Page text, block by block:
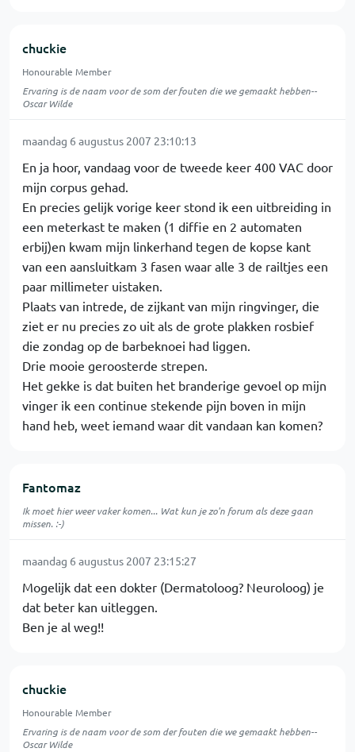
chuckie
Honourable Member
Ervaring is de naam voor de som der fouten die we gemaakt hebben--
Oscar Wilde
maandag 6 augustus 2007 23:10:13
En ja hoor, vandaag voor de tweede keer 400 VAC door
mijn corpus gehad.
En precies gelijk vorige keer stond ik een uitbreiding in
een meterkast te maken (1 diffie en 2 automaten
erbij)en kwam mijn linkerhand tegen de kopse kant
van een aansluitkam 3 fasen waar alle 3 de railtjes een
paar millimeter uistaken.
Plaats van intrede, de zijkant van mijn ringvinger, die
ziet er nu precies zo uit als de grote plakken rosbief
die zondag op de barbeknoei had liggen.
Drie mooie geroosterde strepen.
Het gekke is dat buiten het branderige gevoel op mijn
vinger ik een continue stekende pijn boven in mijn
hand heb, weet iemand waar dit vandaan kan komen?
Fantomaz
Ik moet hier weer vaker komen... Wat kun je zo'n forum als deze gaan
missen. :-)
maandag 6 augustus 2007 23:15:27
Mogelijk dat een dokter (Dermatoloog? Neuroloog) je
dat beter kan uitleggen.
Ben je al weg!!
chuckie
Honourable Member
Ervaring is de naam voor de som der fouten die we gemaakt hebben--
Oscar Wilde